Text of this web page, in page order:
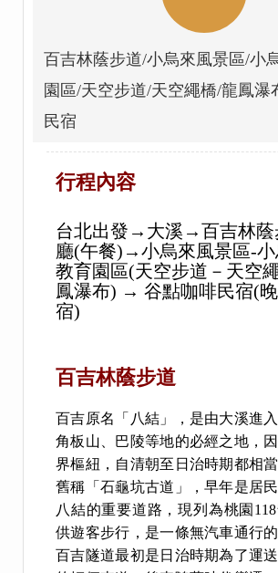
百吉林蔭步道/小烏來風景區/小
園區/天空步道/天空繩橋/龍鳳瀑
民宿
行程內容
台北出發→大溪→百吉林
廳(午餐)→小烏來風景區-
教育園區(天空步道－天空
鳳瀑布) → 谷點咖啡民宿(
宿)
百吉林蔭步道
百吉原名「八結」，是由大溪進
角板山、巴陵等地的必經之地，
界樞紐，自清朝至日治時期都相當
舊稱「石龜坑古道」，早年是居
八結的重要道路，現列為桃園
供遊客步行，是一條無汽車通行的
百吉隧道最初是日治時期為了運